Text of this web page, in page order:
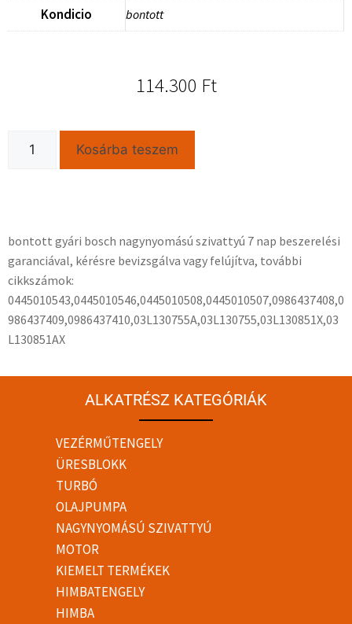
Kondicio bontott
114.300 Ft
Kosárba teszem
bontott gyári bosch nagynyomású szivattyú 7 nap beszerelési
garanciával, kérésre bevizsgálva vagy felújítva, további
cikkszámok:
0445010543,0445010546,0445010508,0445010507,0986437408,0
986437409,0986437410,03L130755A,03L130755,03L130851X,03
L130851AX
ALKATRÉSZ KATEGÓRIÁK
VEZÉRMŰTENGELY
ÜRESBLOKK
TURBÓ
OLAJPUMPA
NAGYNYOMÁSÚ SZIVATTYÚ
MOTOR
KIEMELT TERMÉKEK
HIMBATENGELY
HIMBA